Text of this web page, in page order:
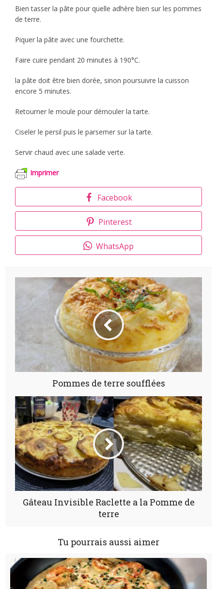
Bien tasser la pâte pour quelle adhère bien sur les pommes
de terre.
Piquer la pâte avec une fourchette.
Faire cuire pendant 20 minutes à 190°C.
la pâte doit être bien dorée, sinon poursuivre la cuisson
encore 5 minutes.
Retourner le moule pour démouler la tarte.
Ciseler le persil puis le parsemer sur la tarte.
Servir chaud avec une salade verte.
Imprimer
Facebook
Pinterest
WhatsApp
Pommes de terre soufflées
Gâteau Invisible Raclette a la Pomme de
terre
Tu pourrais aussi aimer